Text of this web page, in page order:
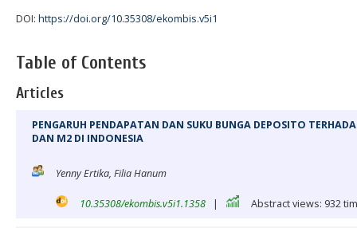
DOI: https://doi.org/10.35308/ekombis.v5i1
Table of Contents
Articles
PENGARUH PENDAPATAN DAN SUKU BUNGA DEPOSITO
DAN M2 DI INDONESIA
Yenny Ertika, Filia Hanum
10.35308/ekombis.v5i1.1358 | Abstract views: 932